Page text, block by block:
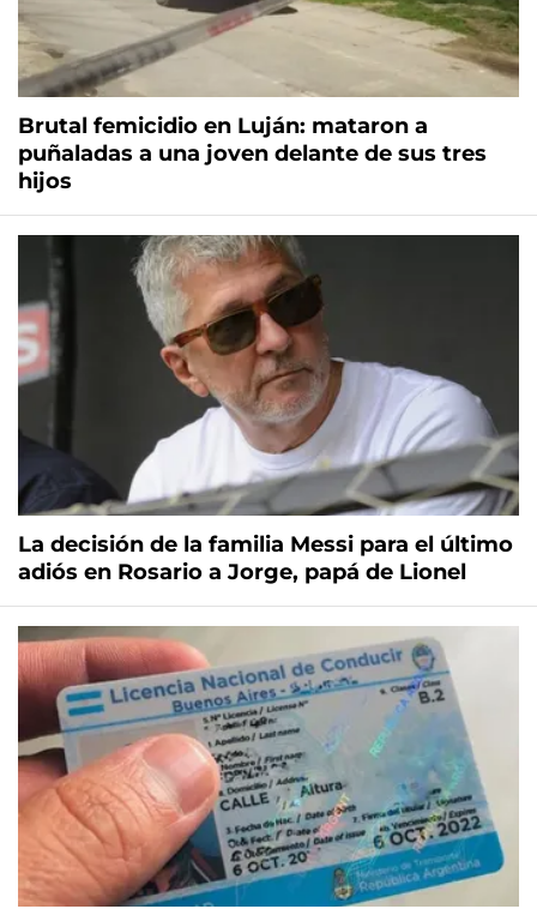
Brutal femicidio en Luján: mataron a
puñaladas a una joven delante de sus tres
hijos
La decisión de la familia Messi para el último
adiós en Rosario a Jorge, papá de Lionel